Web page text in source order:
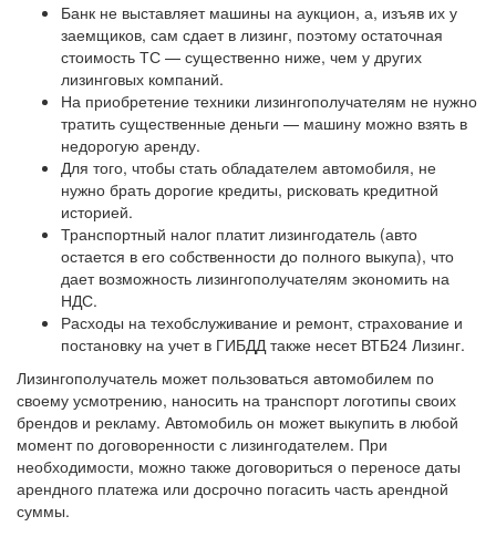
Банк не выставляет машины на аукцион, а, изъяв их у
заемщиков, сам сдает в лизинг, поэтому остаточная
стоимость ТС — существенно ниже, чем у других
лизинговых компаний.
На приобретение техники лизингополучателям не нужно
тратить существенные деньги — машину можно взять в
недорогую аренду.
Для того, чтобы стать обладателем автомобиля, не
нужно брать дорогие кредиты, рисковать кредитной
историей.
Транспортный налог платит лизингодатель (авто
остается в его собственности до полного выкупа), что
дает возможность лизингополучателям экономить на
НДС.
Расходы на техобслуживание и ремонт, страхование и
постановку на учет в ГИБДД также несет ВТБ24 Лизинг.
Лизингополучатель может пользоваться автомобилем по
своему усмотрению, наносить на транспорт логотипы своих
брендов и рекламу. Автомобиль он может выкупить в любой
момент по договоренности с лизингодателем. При
необходимости, можно также договориться о переносе даты
арендного платежа или досрочно погасить часть арендной
суммы.